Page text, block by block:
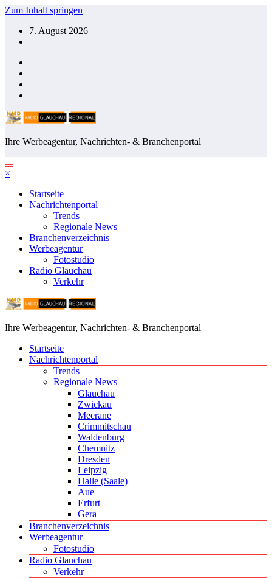
Zum Inhalt springen
7. August 2026
Ihre Werbeagentur, Nachrichten- & Branchenportal
×
Startseite
Nachrichtenportal
Trends
Regionale News
Branchenverzeichnis
Werbeagentur
Fotostudio
Radio Glauchau
Verkehr
Ihre Werbeagentur, Nachrichten- & Branchenportal
Startseite
Nachrichtenportal
Trends
Regionale News
Glauchau
Zwickau
Meerane
Crimmitschau
Waldenburg
Chemnitz
Dresden
Leipzig
Halle (Saale)
Aue
Erfurt
Gera
Branchenverzeichnis
Werbeagentur
Fotostudio
Radio Glauchau
Verkehr